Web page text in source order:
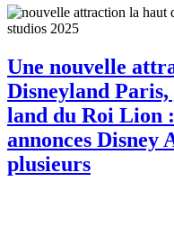
Une nouvelle
Disneyland
land du Roi Lion
annonces Disney
plusieurs